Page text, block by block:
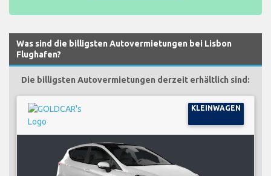
Was sind die billigsten Autovermietungen bei Lisbon
Flughafen?
Die billigsten Autovermietungen derzeit erhältlich sind:
KLEINWAGEN